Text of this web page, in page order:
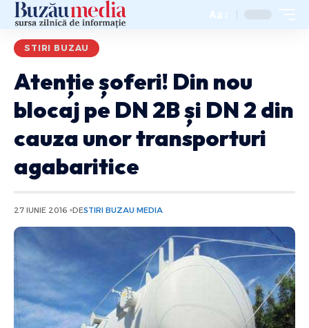
Aa
STIRI BUZAU
Atenție șoferi! Din nou
blocaj pe DN 2B și DN 2 din
cauza unor transporturi
agabaritice
27 IUNIE 2016 DESTIRI BUZAU MEDIA